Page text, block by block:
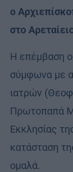
ο
στο
Η επέμβαση
σύμφωνα με
ιατρών
Πρωτοπαπά
Εκκλησίας
κατάσταση
ομαλά.